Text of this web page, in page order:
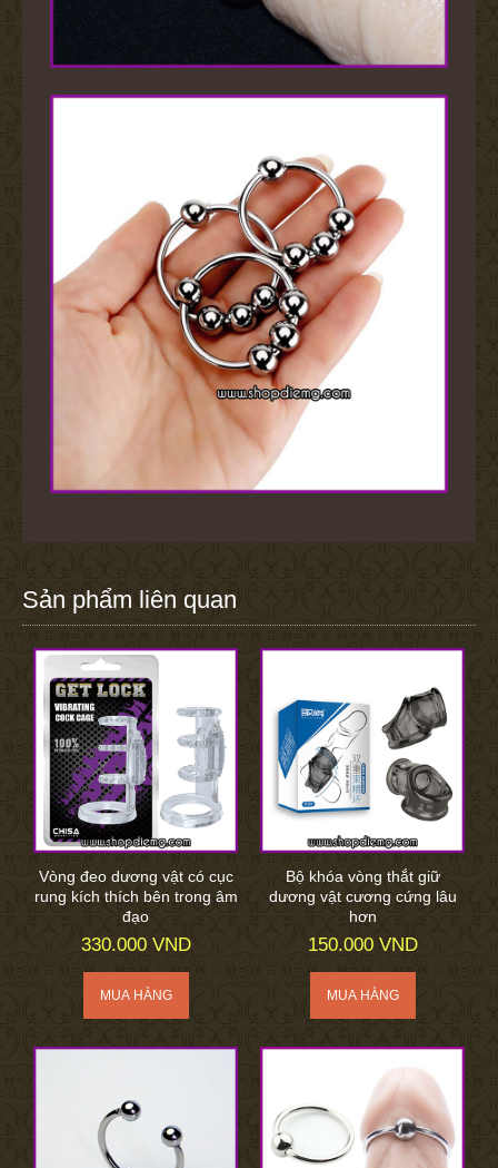
Sản phẩm liên quan
Vòng đeo dương vật có cục
rung kích thích bên trong âm
đạo
330.000 VND
Bộ khóa vòng thắt giữ
dương vật cương cứng lâu
hơn
150.000 VND